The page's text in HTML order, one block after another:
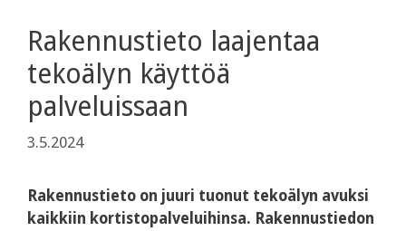
Rakennustieto laajentaa
tekoälyn käyttöä
palveluissaan
3.5.2024
Rakennustieto on juuri tuonut tekoälyn avuksi
kaikkiin kortistopalveluihinsa. Rakennustiedon